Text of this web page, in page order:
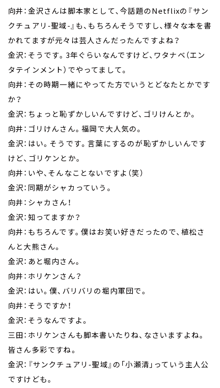
向井：金沢さんは脚本家として、今話題のNetflixの『サン
クチュアリ-聖域-』も、もちろんそうですし、様々な本を書
かれてますが元々は芸人さんだったんですよね？
金沢：そうです。3年ぐらいなんですけど、ワタナベ（エン
タテインメント）でやってまして。
向井：その時期一緒にやってた方でいうとどなたとかです
か？
金沢：ちょっと恥ずかしいんですけど、ゴリけんとか。
向井：ゴリけんさん。福岡で大人気の。
金沢：はい。そうです。言葉にするのが恥ずかしいんです
けど、ゴリケンとか。
向井：いや、そんなことないですよ（笑）
金沢：同期がシャカっていう。
向井：シャカさん！
金沢：知ってますか？
向井：もちろんです。僕はお笑い好きだったので、植松さ
んと大熊さん。
金沢：あと堀内さん。
向井：ホリケンさん？
金沢：はい。僕、バリバリの堀内軍団で。
向井：そうですか！
金沢：そうなんですよ。
三田：ホリケンさんも脚本書いたりね、なさいますよね。
皆さん多彩ですね。
金沢：『サンクチュアリ-聖域』の「小瀬清」っていう主人公
ですけども。